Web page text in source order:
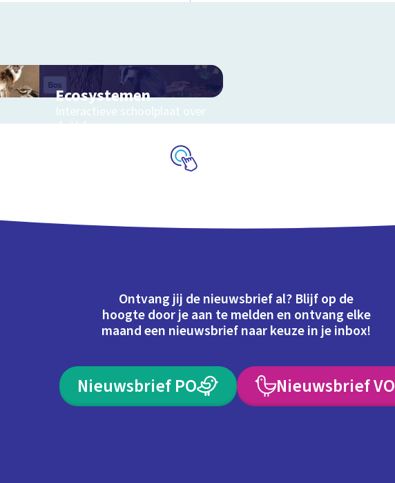
Ecosystemen
Interactieve schoolplaat over
de Veluwe
Ontvang jij de nieuwsbrief al? Blijf op de
hoogte door je aan te melden en ontvang elke
maand een nieuwsbrief naar keuze in je inbox!
Nieuwsbrief PO Nieuwsbrief VO